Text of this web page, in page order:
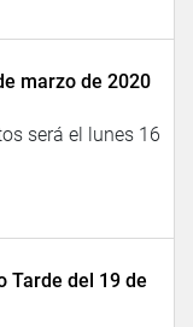
marzo de 2020
será el lunes 16
Tarde del 19 de